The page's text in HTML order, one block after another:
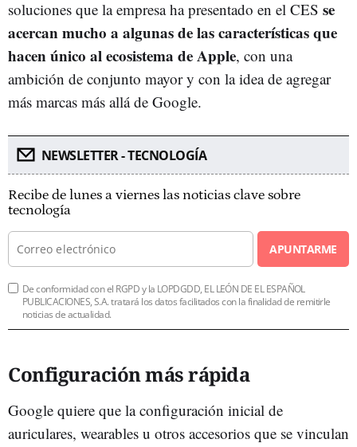
soluciones que la empresa ha presentado en el CES se
acercan mucho a algunas de las características que
hacen único al ecosistema de Apple, con una
ambición de conjunto mayor y con la idea de agregar
más marcas más allá de Google.
NEWSLETTER - TECNOLOGÍA
Recibe de lunes a viernes las noticias clave sobre
tecnología
APUNTARME
De conformidad con el RGPD y la LOPDGDD, EL LEÓN DE EL ESPAÑOL
PUBLICACIONES, S.A. tratará los datos facilitados con la finalidad de remitirle
noticias de actualidad.
Configuración más rápida
Google quiere que la configuración inicial de
auriculares, wearables u otros accesorios que se vinculan